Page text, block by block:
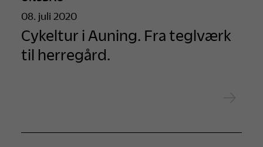
08. juli 2020
Cykeltur i Auning. Fra teglværk
til herregård.